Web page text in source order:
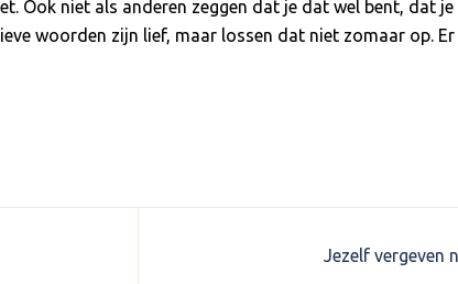
Ook niet als anderen zeggen dat je dat wel bent, dat
woorden zijn lief, maar lossen dat niet zomaar op. Er
Jezelf vergeven